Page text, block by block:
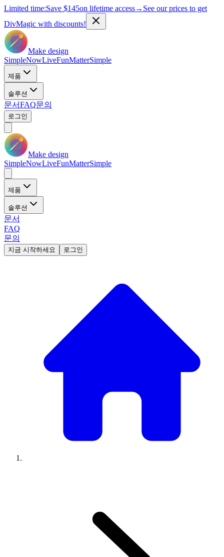
Limited time:Save $145on lifetime access→ See our prices to get
DivMagic with discounts!
Make design
SimpleNowLiveFunMatterSimple
제품
솔루션
문서FAQ문의
로그인
Make design
SimpleNowLiveFunMatterSimple
제품
솔루션
문서
FAQ
문의
지금 시작하세요 로그인